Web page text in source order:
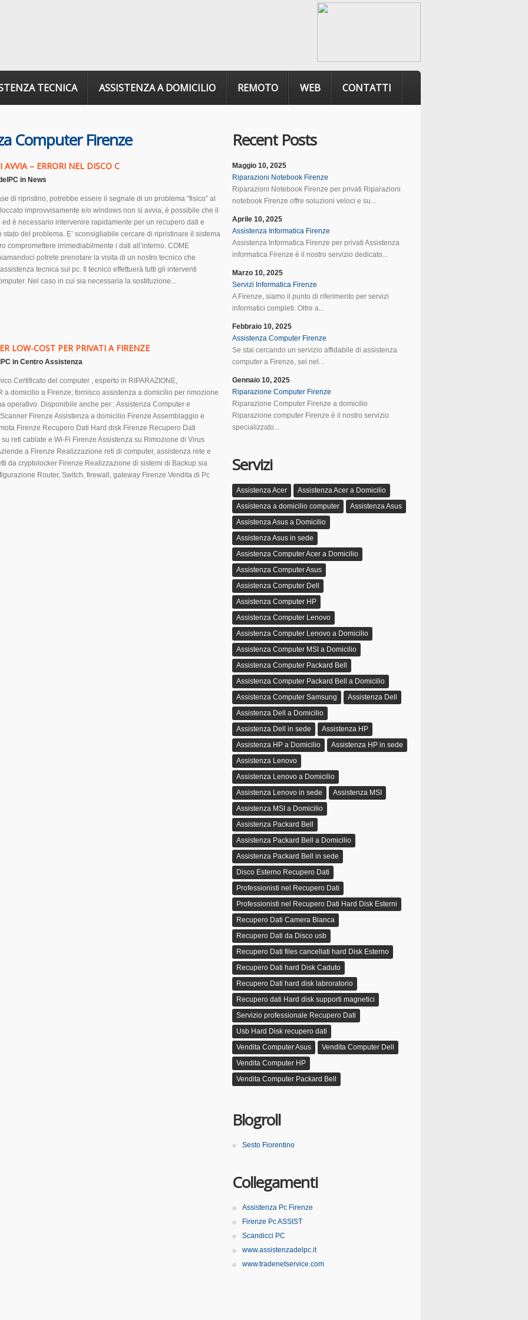
TECNICA ASSISTENZA A DOMICILIO REMOTO WEB CONTATTI
Computer Firenze
– ERRORI NEL DISCO C
in News
di ripristino, potrebbe essere il segnale di un problema “fisico” al
improvvisamente e/o windows non si avvia, è possibile che il
è necessario intervenire rapidamente per un recupero dati e
stato del problema. E’ sconsigliabile cercare di ripristinare il sistema
compromettere irrimediabilmente i dati all’interno. COME
potrete prenotare la visita di un nostro tecnico che
tecnica sul pc. Il tecnico effettuerà tutti gli interventi
Nel caso in cui sia necessaria la sostituzione...
LOW-COST PER PRIVATI A FIRENZE
in Centro Assistenza
Certificato del computer , esperto in RIPARAZIONE,
a domicilio a Firenze; fornisco assistenza a domicilio per rimozione
operativo. Disponibile anche per : Assistenza Computer e
Firenze Assistenza a domicilio Firenze Assemblaggio e
Firenze Recupero Dati Hard disk Firenze Recupero Dati
reti cablate e Wi-Fi Firenze Assistenza su Rimozione di Virus
a Firenze Realizzazione reti di computer, assistenza rete e
da cryptolocker Firenze Realizzazione di sistemi di Backup sia
Router, Switch, firewall, gateway Firenze Vendita di Pc
Recent Posts
Maggio 10, 2025
Riparazioni Notebook Firenze
Riparazioni Notebook Firenze per privati Riparazioni
notebook Firenze offre soluzioni veloci e su...
Aprile 10, 2025
Assistenza Informatica Firenze
Assistenza Informatica Firenze per privati Assistenza
informatica Firenze è il nostro servizio dedicato...
Marzo 10, 2025
Servizi Informatica Firenze
A Firenze, siamo il punto di riferimento per servizi
informatici completi. Oltre a...
Febbraio 10, 2025
Assistenza Computer Firenze
Se stai cercando un servizio affidabile di assistenza
computer a Firenze, sei nel...
Gennaio 10, 2025
Riparazione Computer Firenze
Riparazione Computer Firenze a domicilio
Riparazione computer Firenze è il nostro servizio
specializzato...
Servizi
Assistenza Acer
Assistenza Acer a Domicilio
Assistenza a domicilio computer
Assistenza Asus
Assistenza Asus a Domicilio
Assistenza Asus in sede
Assistenza Computer Acer a Domicilio
Assistenza Computer Asus
Assistenza Computer Dell
Assistenza Computer HP
Assistenza Computer Lenovo
Assistenza Computer Lenovo a Domicilio
Assistenza Computer MSI a Domicilio
Assistenza Computer Packard Bell
Assistenza Computer Packard Bell a Domicilio
Assistenza Computer Samsung
Assistenza Dell
Assistenza Dell a Domicilio
Assistenza Dell in sede
Assistenza HP
Assistenza HP a Domicilio
Assistenza HP in sede
Assistenza Lenovo
Assistenza Lenovo a Domicilio
Assistenza Lenovo in sede
Assistenza MSI
Assistenza MSI a Domicilio
Assistenza Packard Bell
Assistenza Packard Bell a Domicilio
Assistenza Packard Bell in sede
Disco Esterno Recupero Dati
Professionisti nel Recupero Dati
Professionisti nel Recupero Dati Hard Disk Esterni
Recupero Dati Camera Bianca
Recupero Dati da Disco usb
Recupero Dati files cancellati hard Disk Esterno
Recupero Dati hard Disk Caduto
Recupero Dati hard disk labroratorio
Recupero dati Hard disk supporti magnetici
Servizio professionale Recupero Dati
Usb Hard Disk recupero dati
Vendita Computer Asus
Vendita Computer Dell
Vendita Computer HP
Vendita Computer Packard Bell
Blogroll
Sesto Fiorentino
Collegamenti
Assistenza Pc Firenze
Firenze Pc ASSIST
Scandicci PC
www.assistenzadelpc.it
www.tradenetservice.com